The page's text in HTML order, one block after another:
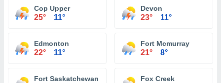
Cop Upper
25° 11°
Devon
23° 11°
Edmonton
22° 11°
Fort Mcmurray
21° 8°
Fort Saskatchewan Fox Creek